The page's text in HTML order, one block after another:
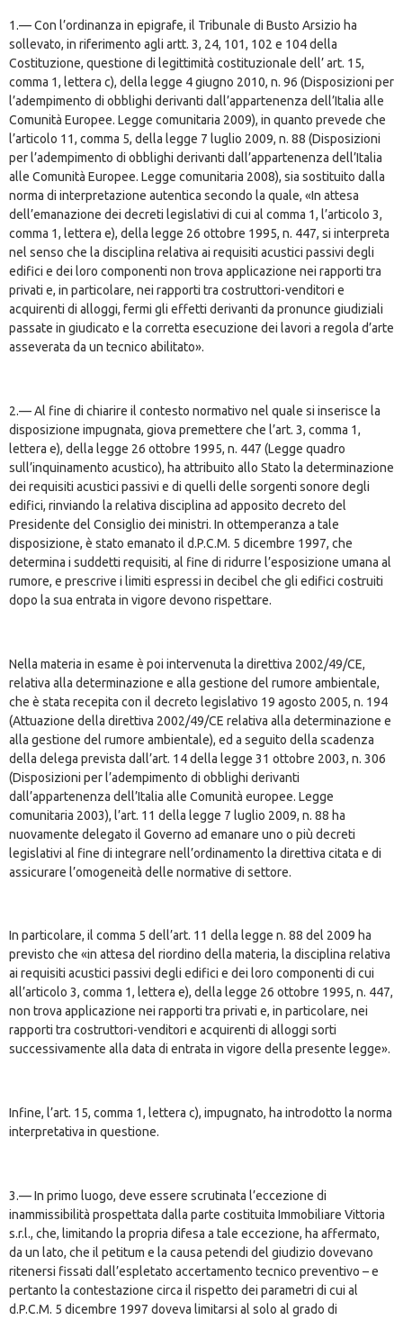
1.— Con l’ordinanza in epigrafe, il Tribunale di Busto Arsizio ha
sollevato, in riferimento agli artt. 3, 24, 101, 102 e 104 della
Costituzione, questione di legittimità costituzionale dell’ art. 15,
comma 1, lettera c), della legge 4 giugno 2010, n. 96 (Disposizioni per
l’adempimento di obblighi derivanti dall’appartenenza dell’Italia alle
Comunità Europee. Legge comunitaria 2009), in quanto prevede che
l’articolo 11, comma 5, della legge 7 luglio 2009, n. 88 (Disposizioni
per l’adempimento di obblighi derivanti dall’appartenenza dell’Italia
alle Comunità Europee. Legge comunitaria 2008), sia sostituito dalla
norma di interpretazione autentica secondo la quale, «In attesa
dell’emanazione dei decreti legislativi di cui al comma 1, l’articolo 3,
comma 1, lettera e), della legge 26 ottobre 1995, n. 447, si interpreta
nel senso che la disciplina relativa ai requisiti acustici passivi degli
edifici e dei loro componenti non trova applicazione nei rapporti tra
privati e, in particolare, nei rapporti tra costruttori-venditori e
acquirenti di alloggi, fermi gli effetti derivanti da pronunce giudiziali
passate in giudicato e la corretta esecuzione dei lavori a regola d’arte
asseverata da un tecnico abilitato».
2.— Al fine di chiarire il contesto normativo nel quale si inserisce la
disposizione impugnata, giova premettere che l’art. 3, comma 1,
lettera e), della legge 26 ottobre 1995, n. 447 (Legge quadro
sull’inquinamento acustico), ha attribuito allo Stato la determinazione
dei requisiti acustici passivi e di quelli delle sorgenti sonore degli
edifici, rinviando la relativa disciplina ad apposito decreto del
Presidente del Consiglio dei ministri. In ottemperanza a tale
disposizione, è stato emanato il d.P.C.M. 5 dicembre 1997, che
determina i suddetti requisiti, al fine di ridurre l’esposizione umana al
rumore, e prescrive i limiti espressi in decibel che gli edifici costruiti
dopo la sua entrata in vigore devono rispettare.
Nella materia in esame è poi intervenuta la direttiva 2002/49/CE,
relativa alla determinazione e alla gestione del rumore ambientale,
che è stata recepita con il decreto legislativo 19 agosto 2005, n. 194
(Attuazione della direttiva 2002/49/CE relativa alla determinazione e
alla gestione del rumore ambientale), ed a seguito della scadenza
della delega prevista dall’art. 14 della legge 31 ottobre 2003, n. 306
(Disposizioni per l’adempimento di obblighi derivanti
dall’appartenenza dell’Italia alle Comunità europee. Legge
comunitaria 2003), l’art. 11 della legge 7 luglio 2009, n. 88 ha
nuovamente delegato il Governo ad emanare uno o più decreti
legislativi al fine di integrare nell’ordinamento la direttiva citata e di
assicurare l’omogeneità delle normative di settore.
In particolare, il comma 5 dell’art. 11 della legge n. 88 del 2009 ha
previsto che «in attesa del riordino della materia, la disciplina relativa
ai requisiti acustici passivi degli edifici e dei loro componenti di cui
all’articolo 3, comma 1, lettera e), della legge 26 ottobre 1995, n. 447,
non trova applicazione nei rapporti tra privati e, in particolare, nei
rapporti tra costruttori-venditori e acquirenti di alloggi sorti
successivamente alla data di entrata in vigore della presente legge».
Infine, l’art. 15, comma 1, lettera c), impugnato, ha introdotto la norma
interpretativa in questione.
3.— In primo luogo, deve essere scrutinata l’eccezione di
inammissibilità prospettata dalla parte costituita Immobiliare Vittoria
s.r.l., che, limitando la propria difesa a tale eccezione, ha affermato,
da un lato, che il petitum e la causa petendi del giudizio dovevano
ritenersi fissati dall’espletato accertamento tecnico preventivo – e
pertanto la contestazione circa il rispetto dei parametri di cui al
d.P.C.M. 5 dicembre 1997 doveva limitarsi al solo al grado di